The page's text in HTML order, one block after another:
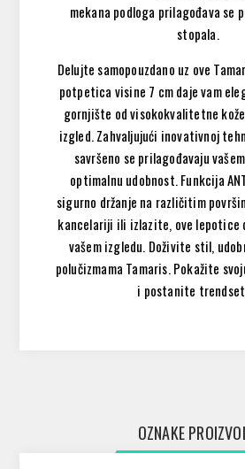
mekana podloga prilagođava se
stopala.
Delujte samopouzdano uz ove
potpetica visine 7 cm daje vam
gornjište od visokokvalitetne
izgled. Zahvaljujući inovativnoj
savršeno se prilagođavaju
optimalnu udobnost. Funkcija
sigurno držanje na različitim
kancelariji ili izlazite, ove lepotice
vašem izgledu. Doživite stil,
polučizmama Tamaris. Pokažite
i postanite
OZNAKE